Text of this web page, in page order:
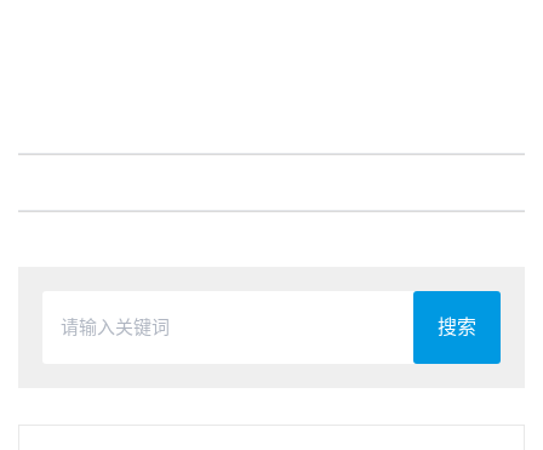
搜索